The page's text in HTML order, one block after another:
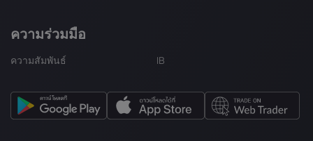
ความร่วมมือ
ความสัมพันธ์ IB